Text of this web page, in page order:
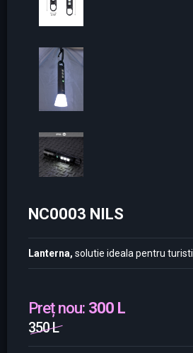
NC0003 NILS
Lanterna, solutie ideala pentru turisti
Preț nou: 300 L
350 L